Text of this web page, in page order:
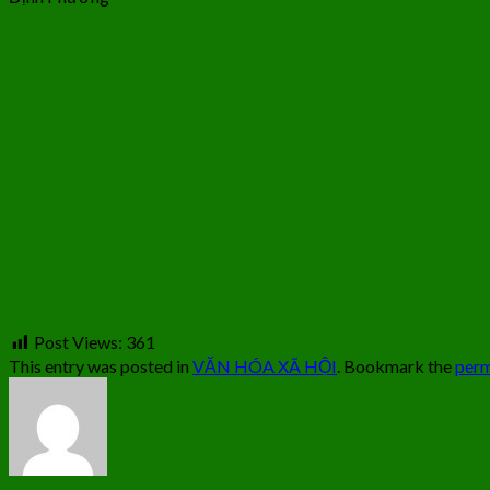
Post Views: 361
This entry was posted in VĂN HÓA XÃ HỘI . Bookmark the